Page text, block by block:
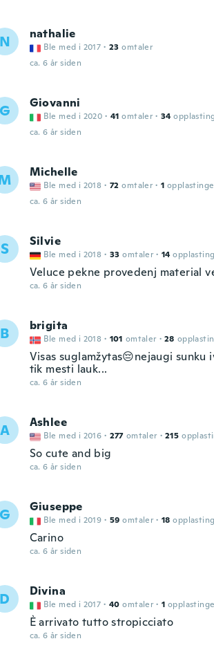
N nathalie
Ble med i 2017 · 23 omtaler
ca. 6 år siden
G Giovanni
Ble med i 2020 · 41 omtaler · 34
ca. 6 år siden
Michelle
Ble med i 2018 · 72 omtaler · 1
ca. 6 år siden
S Silvie
Ble med i 2018 · 33 omtaler · 14
Veluce pekne provedenj material
ca. 6 år siden
B brigita
Ble med i 2018 · 101 omtaler · 28
Visas suglamžytas😔nejaugi
tik mesti lauk...
ca. 6 år siden
A Ashlee
Ble med i 2016 · 277 omtaler · 215
So cute and big
ca. 6 år siden
G Giuseppe
Ble med i 2019 · 59 omtaler · 18
Carino
ca. 6 år siden
D Divina
Ble med i 2017 · 40 omtaler · 1
È arrivato tutto stropicciato
ca. 6 år siden